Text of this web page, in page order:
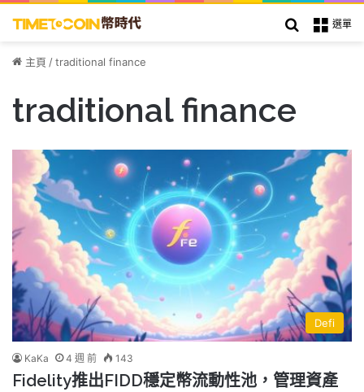
選單
搜索
主頁 /traditional finance
traditional finance
Defi
KaKa 4 週 前 143
Fidelity推出FIDD穩定幣流動性池，管理資產